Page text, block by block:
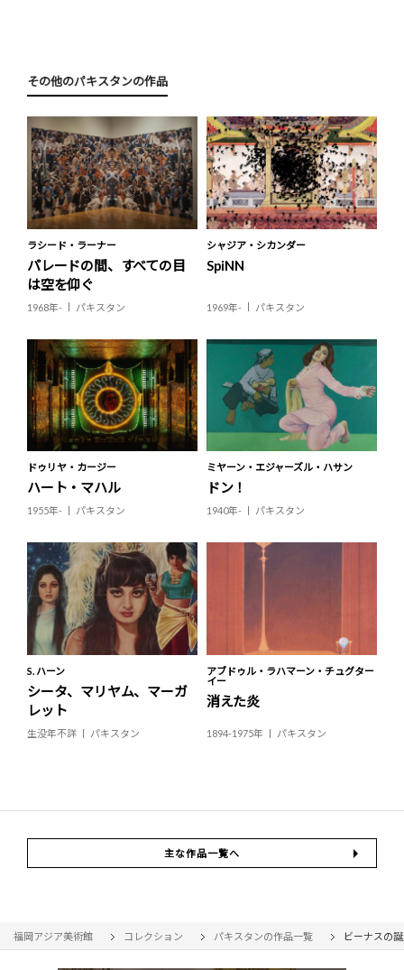
その他のパキスタンの作品
ラシード・ラーナー
パレードの間、すべての目
は空を仰ぐ
1968年- パキスタン
シャジア・シカンダー
SpiNN
1969年- パキスタン
ドゥリヤ・カージー
ハート・マハル
1955年- パキスタン
ミヤーン・エジャーズル・ハサン
ドン！
1940年- パキスタン
S. ハーン
シータ、マリヤム、マーガ
レット
生没年不詳 パキスタン
アブドゥル・ラハマーン・チュグター
イー
消えた炎
1894-1975年 パキスタン
主な作品一覧へ
福岡アジア美術館 コレクション パキスタンの作品一覧 ビーナスの